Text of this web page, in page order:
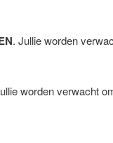
. Jullie worden
worden verwacht